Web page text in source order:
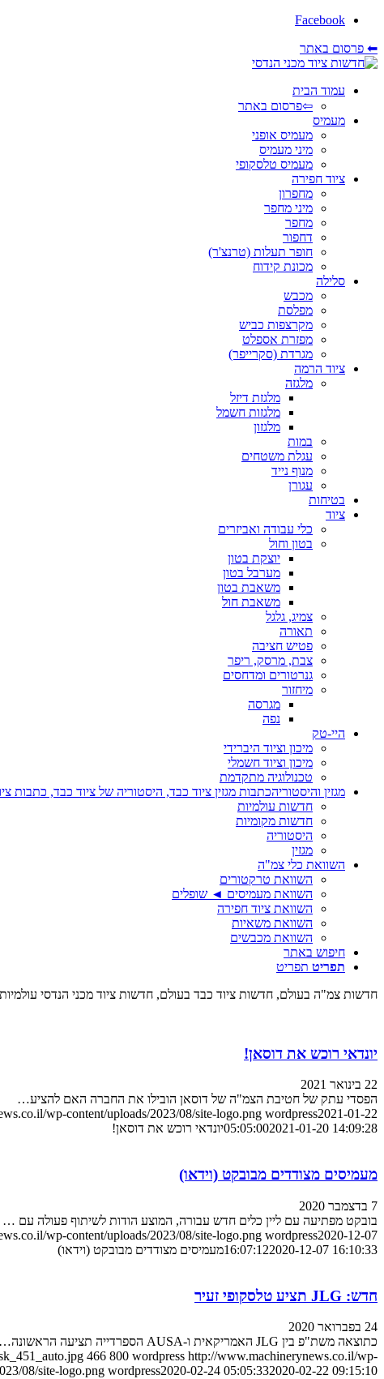
Facebook
⬅ פרסום באתר
עמוד הבית
⇦פרסום באתר
מעמיס
מעמיס אופני
מיני מעמיס
מעמיס טלסקופי
ציוד חפירה
מחפרון
מיני מחפר
מחפר
דחפור
חופר תעלות (טרנצ'ר)
מכונת קידוח
סלילה
מכבש
מפלסת
מקרצפות כביש
מפזרת אספלט
מגרדת (סקרייפר)
ציוד הרמה
מלגזה
מלגזת דיזל
מלגזות חשמל
מלגזון
במות
עגלת משטחים
מנוף נייד
עגורן
בטיחות
ציוד
כלי עבודה ואביזרים
בטון וחול
יוצקת בטון
מערבל בטון
משאבת בטון
משאבת חול
צמיג, גלגל
תאורה
פטיש חציבה
צבת, מרסק, ריפר
גנרטורים ומדחסים
מיחזור
מגרסה
נפה
היי-טק
מיכון וציוד היברידי
מיכון וציוד חשמלי
טכנולוגיה מתקדמת
מגזין והיסטוריהכתבות מגזין ציוד כבד, היסטוריה של ציוד כבד, כתבות
חדשות עולמיות
חדשות מקומיות
היסטוריה
מגזין
השוואת כלי צמ"ה
השוואת טרקטורים
השוואת מעמיסים ◄ שופלים
השוואת ציוד חפירה
השוואת משאיות
השוואת מכבשים
חיפוש באתר
תפריט תפריט
חדשות צמ"ה בעולם, חדשות ציוד כבד בעולם, חדשות ציוד מכני הנדסי
יונדאי רוכש את דוסאן!
22 בינואר 2021
הפסדי עתק של חטיבת הצמ"ה של דוסאן הובילו את החברה האם להציע…
wp-content/uploads/2023/08/site-logo.png wordpress2021-01-22
05:05:002021-01-20 14:09:28 יונדאי רוכש את דוסאן!
מעמיסים מצודדים מבובקט (וידאו)
7 בדצמבר 2020
בובקט מפתיעה עם ליין כלים חדש עבורה, המוצע הודות לשיתוף פעולה עם …
wp-content/uploads/2023/08/site-logo.png wordpress2020-12-07
16:07:122020-12-07 16:10:33 מעמיסים מצודדים מבובקט (וידאו)
חדש: JLG תציע טלסקופי זעיר
24 בפברואר 2020
כתוצאה משת"פ בין JLG האמריקאית ו-AUSA הספרדייה תציעה הראשונה…
466 800 wordpress http://www.machinerynews.co.il/wp-
08/site-logo.png wordpress2020-02-24 05:05:332020-02-22 09:15:10